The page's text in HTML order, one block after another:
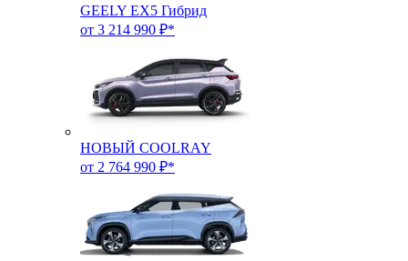
GEELY EX5 Гибрид
от 3 214 990 ₽*
НОВЫЙ COOLRAY
от 2 764 990 ₽*